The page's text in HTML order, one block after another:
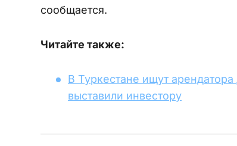
сообщается.
Читайте также:
В Туркестане ищут
выставили инвестору